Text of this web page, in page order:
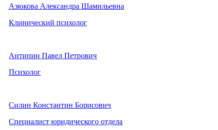
Азюкова Александра Шамильевна
Клинический психолог
Антипин Павел Петрович
Психолог
Силин Константин Борисович
Специалист юридического отдела